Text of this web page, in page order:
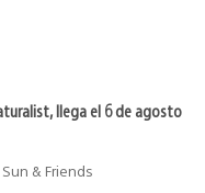
llega el 6 de agosto
& Friends